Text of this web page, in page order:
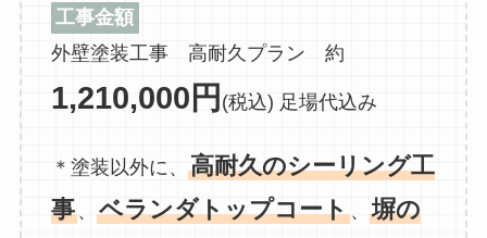
工事金額
外壁塗装工事 高耐久プラン 約
1,210,000円 (税込) 足場代込み
＊塗装以外に、 高耐久のシーリング工
事、 ベランダトップコート、 塀の